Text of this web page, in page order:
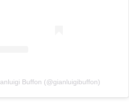
Buffon (@gianluigibuffon)